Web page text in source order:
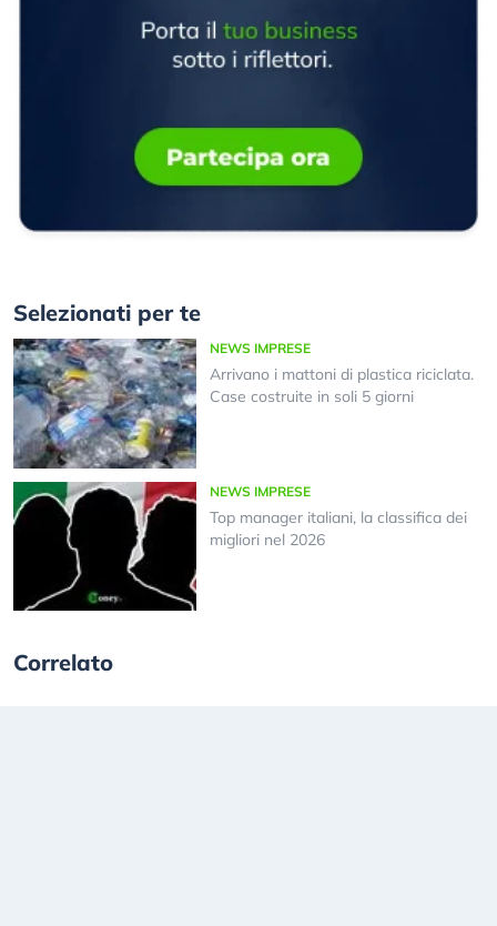
Selezionati per te
NEWS IMPRESE
Arrivano i mattoni di plastica riciclata.
Case costruite in soli 5 giorni
NEWS IMPRESE
Top manager italiani, la classifica dei
migliori nel 2026
Correlato